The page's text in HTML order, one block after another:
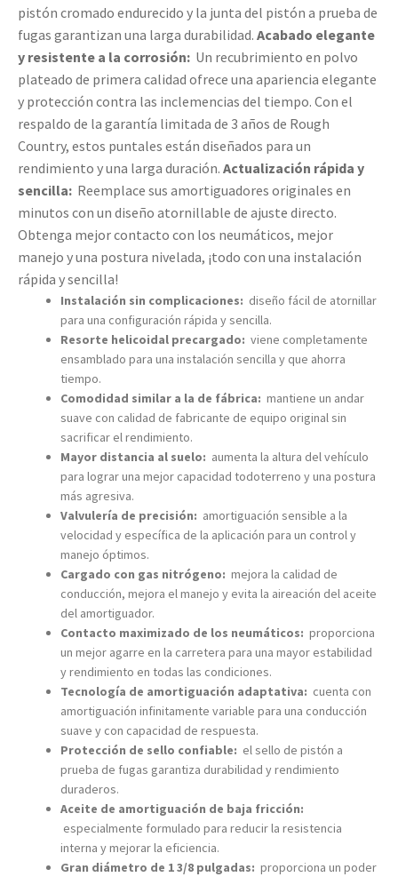
pistón cromado endurecido y la junta del pistón a prueba de
fugas garantizan una larga durabilidad. Acabado elegante
y resistente a la corrosión: Un recubrimiento en polvo
plateado de primera calidad ofrece una apariencia elegante
y protección contra las inclemencias del tiempo. Con el
respaldo de la garantía limitada de 3 años de Rough
Country, estos puntales están diseñados para un
rendimiento y una larga duración. Actualización rápida y
sencilla: Reemplace sus amortiguadores originales en
minutos con un diseño atornillable de ajuste directo.
Obtenga mejor contacto con los neumáticos, mejor
manejo y una postura nivelada, ¡todo con una instalación
rápida y sencilla!
Instalación sin complicaciones: diseño fácil de atornillar
para una configuración rápida y sencilla.
Resorte helicoidal precargado: viene completamente
ensamblado para una instalación sencilla y que ahorra
tiempo.
Comodidad similar a la de fábrica: mantiene un andar
suave con calidad de fabricante de equipo original sin
sacrificar el rendimiento.
Mayor distancia al suelo: aumenta la altura del vehículo
para lograr una mejor capacidad todoterreno y una postura
más agresiva.
Valvulería de precisión: amortiguación sensible a la
velocidad y específica de la aplicación para un control y
manejo óptimos.
Cargado con gas nitrógeno: mejora la calidad de
conducción, mejora el manejo y evita la aireación del aceite
del amortiguador.
Contacto maximizado de los neumáticos: proporciona
un mejor agarre en la carretera para una mayor estabilidad
y rendimiento en todas las condiciones.
Tecnología de amortiguación adaptativa: cuenta con
amortiguación infinitamente variable para una conducción
suave y con capacidad de respuesta.
Protección de sello confiable: el sello de pistón a
prueba de fugas garantiza durabilidad y rendimiento
duraderos.
Aceite de amortiguación de baja fricción:
especialmente formulado para reducir la resistencia
interna y mejorar la eficiencia.
Gran diámetro de 1 3/8 pulgadas: proporciona un poder